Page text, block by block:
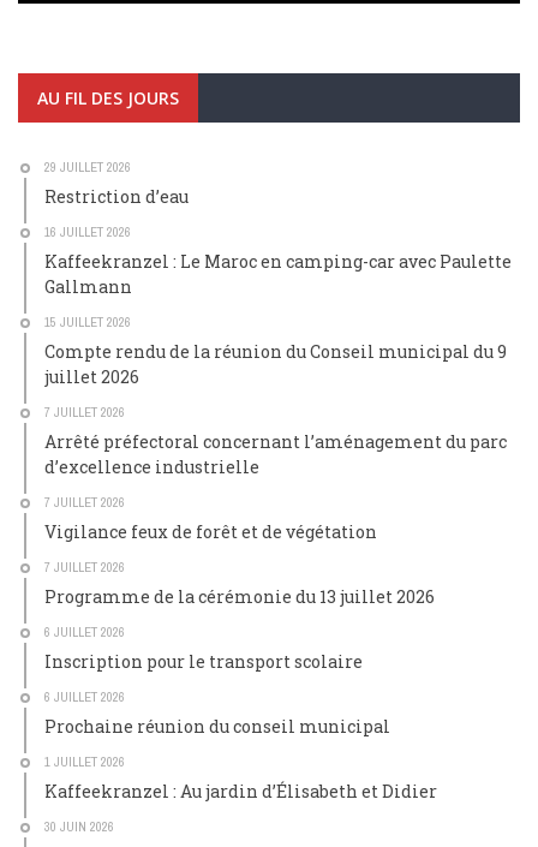
AU FIL DES JOURS
29 JUILLET 2026
Restriction d’eau
16 JUILLET 2026
Kaffeekranzel : Le Maroc en camping-car avec Paulette
Gallmann
15 JUILLET 2026
Compte rendu de la réunion du Conseil municipal du 9
juillet 2026
7 JUILLET 2026
Arrêté préfectoral concernant l’aménagement du parc
d’excellence industrielle
7 JUILLET 2026
Vigilance feux de forêt et de végétation
7 JUILLET 2026
Programme de la cérémonie du 13 juillet 2026
6 JUILLET 2026
Inscription pour le transport scolaire
6 JUILLET 2026
Prochaine réunion du conseil municipal
1 JUILLET 2026
Kaffeekranzel : Au jardin d’Élisabeth et Didier
30 JUIN 2026